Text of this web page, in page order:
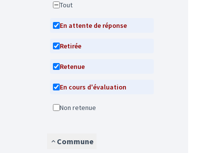
Tout
En attente de réponse
Retirée
Retenue
En cours d'évaluation
Non retenue
Commune